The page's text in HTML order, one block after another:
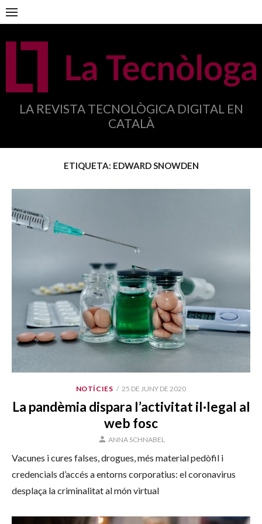
Anar
al
contingut
LA REVISTA TECNOLÒGICA DIGITAL EN
CATALÀ
ETIQUETA: EDWARD SNOWDEN
NOTÍCIES
PUBLICAT
25 DE JUNY DE 2020
La pandèmia dispara l’activitat il·legal al
web fosc
AUTOR
ANNA SCHNABEL
Vacunes i cures falses, drogues, més material pedòfil i
credencials d’accés a entorns corporatius: el coronavirus
desplaça la criminalitat al món virtual